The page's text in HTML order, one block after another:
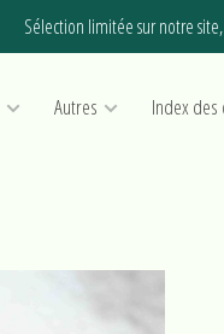
Sélection limitée sur notre
Autres Index des